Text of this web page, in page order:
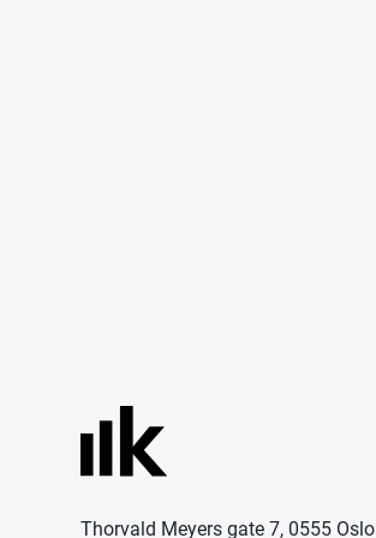
Thorvald Meyers gate 7, 0555 Oslo